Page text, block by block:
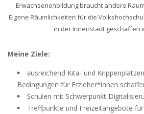
Erwachsenenbildung braucht andere
Eigene Räumlichkeiten für die
in der Innenstadt geschaffen
Meine Ziele:
ausreichend Kita- und
Bedingungen für Erzieher*innen
Schulen mit Schwerpunkt
Treffpunkte und Freizeitangebote für